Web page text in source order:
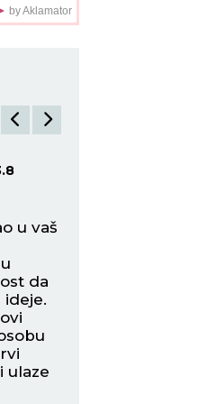
SVE
by Aklamator
u vaš
da
ulaze